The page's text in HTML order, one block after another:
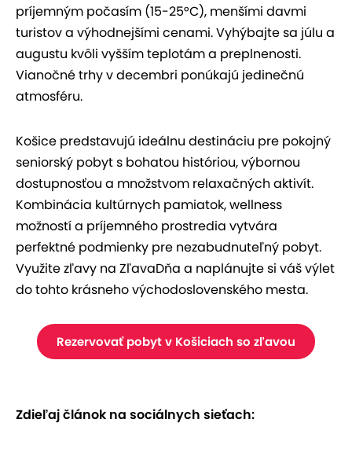
príjemným počasím (15-25°C), menšími davmi
turistov a výhodnejšími cenami. Vyhýbajte sa júlu a
augustu kvôli vyšším teplotám a preplnenosti.
Vianočné trhy v decembri ponúkajú jedinečnú
atmosféru.
Košice predstavujú ideálnu destináciu pre pokojný
seniorský pobyt s bohatou históriou, výbornou
dostupnosťou a množstvom relaxačných aktivít.
Kombinácia kultúrnych pamiatok, wellness
možností a príjemného prostredia vytvára
perfektné podmienky pre nezabudnuteľný pobyt.
Využite zľavy na ZľavaDňa a naplánujte si váš výlet
do tohto krásneho východoslovenského mesta.
Rezervovať pobyt v Košiciach so zľavou
Zdieľaj článok na sociálnych sieťach: